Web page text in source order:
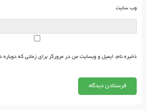
وب‌ سایت
ذخیره نام، ایمیل و وبسایت من در مرورگر برای زمانی که